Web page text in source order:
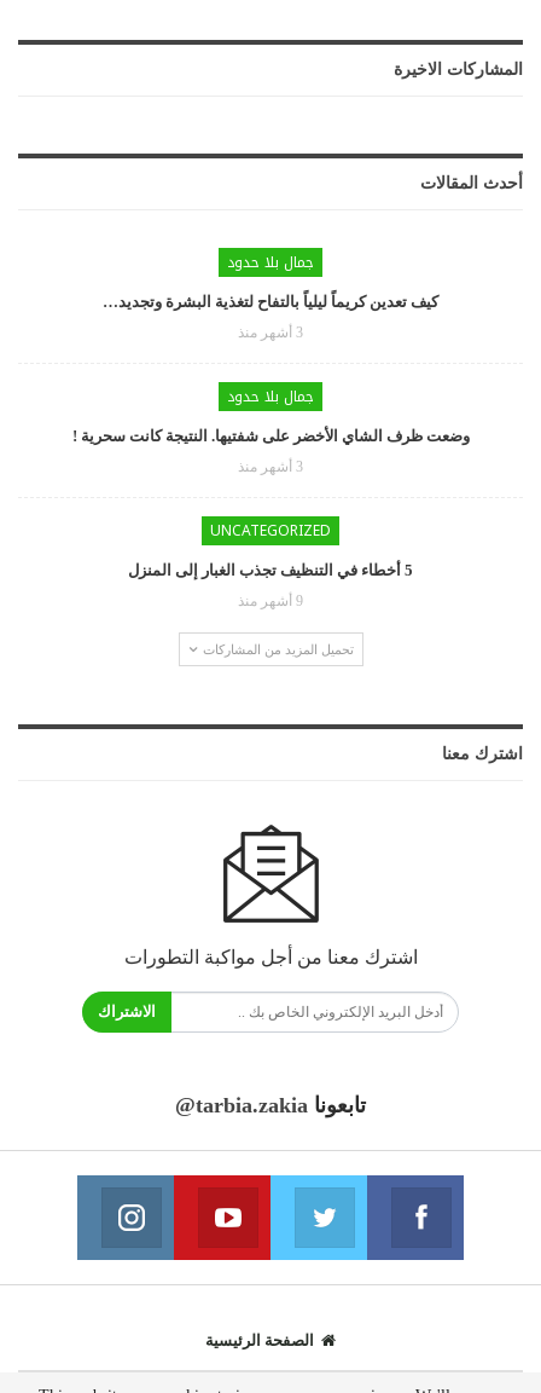
المشاركات الاخيرة
أحدث المقالات
جمال بلا حدود
كيف تعدين كريماً ليلياً بالتفاح لتغذية البشرة وتجديد…
3 أشهر منذ
جمال بلا حدود
وضعت ظرف الشاي الأخضر على شفتيها. النتيجة كانت سحرية !
3 أشهر منذ
UNCATEGORIZED
5 أخطاء في التنظيف تجذب الغبار إلى المنزل
9 أشهر منذ
تحميل المزيد من المشاركات
اشترك معنا
اشترك معنا من أجل مواكبة التطورات
الاشتراك
تابعونا @tarbia.zakia
فايسبوك
انضم الينا انضم الينا
يوتيوب
انضم الينا
الصفحة الرئيسية